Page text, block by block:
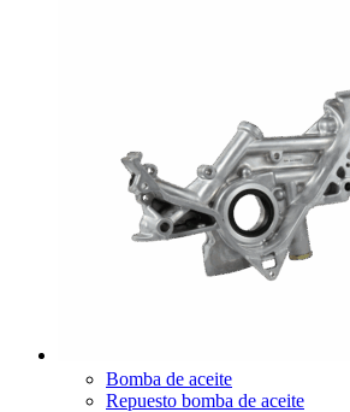
Bomba de aceite
Repuesto bomba de aceite